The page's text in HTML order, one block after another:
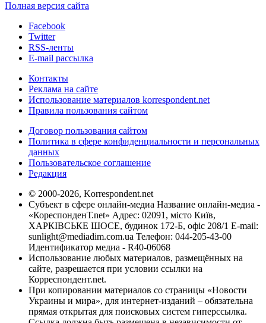
Полная версия сайта
Facebook
Twitter
RSS-ленты
E-mail рассылка
Контакты
Реклама на сайте
Использование материалов korrespondent.net
Правила пользования сайтом
Договор пользования сайтом
Политика в сфере конфиденциальности и персональных
данных
Пользовательское соглашение
Редакция
© 2000-2026, Korrespondent.net
Субъект в сфере онлайн-медиа Название онлайн-медиа -
«КореспонденТ.net» Адрес: 02091, місто Київ,
ХАРКІВСЬКЕ ШОСЕ, будинок 172-Б, офіс 208/1 E-mail:
sunlight@mediadim.com.ua Телефон: 044-205-43-00
Идентификатор медиа - R40-06068
Использование любых материалов, размещённых на
сайте, разрешается при условии ссылки на
Корреспондент.net.
При копировании материалов со страницы «Новости
Украины и мира», для интернет-изданий – обязательна
прямая открытая для поисковых систем гиперссылка.